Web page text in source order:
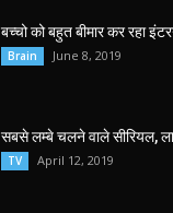
बच्चो को बहुत बीमार कर रहा
Brain June 8, 2019
सबसे लम्बे चलने वाले सीरियल,
TV April 12, 2019